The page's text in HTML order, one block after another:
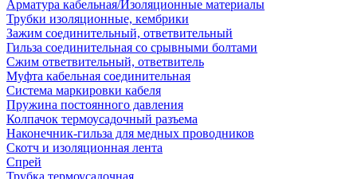
Арматура кабельная/Изоляционные материалы
Трубки изоляционные, кембрики
Зажим соединительный, ответвительный
Гильза соединительная со срывными болтами
Сжим ответвительный, ответвитель
Муфта кабельная соединительная
Система маркировки кабеля
Пружина постоянного давления
Колпачок термоусадочный разъема
Наконечник-гильза для медных проводников
Скотч и изоляционная лента
Спрей
Трубка термоусадочная